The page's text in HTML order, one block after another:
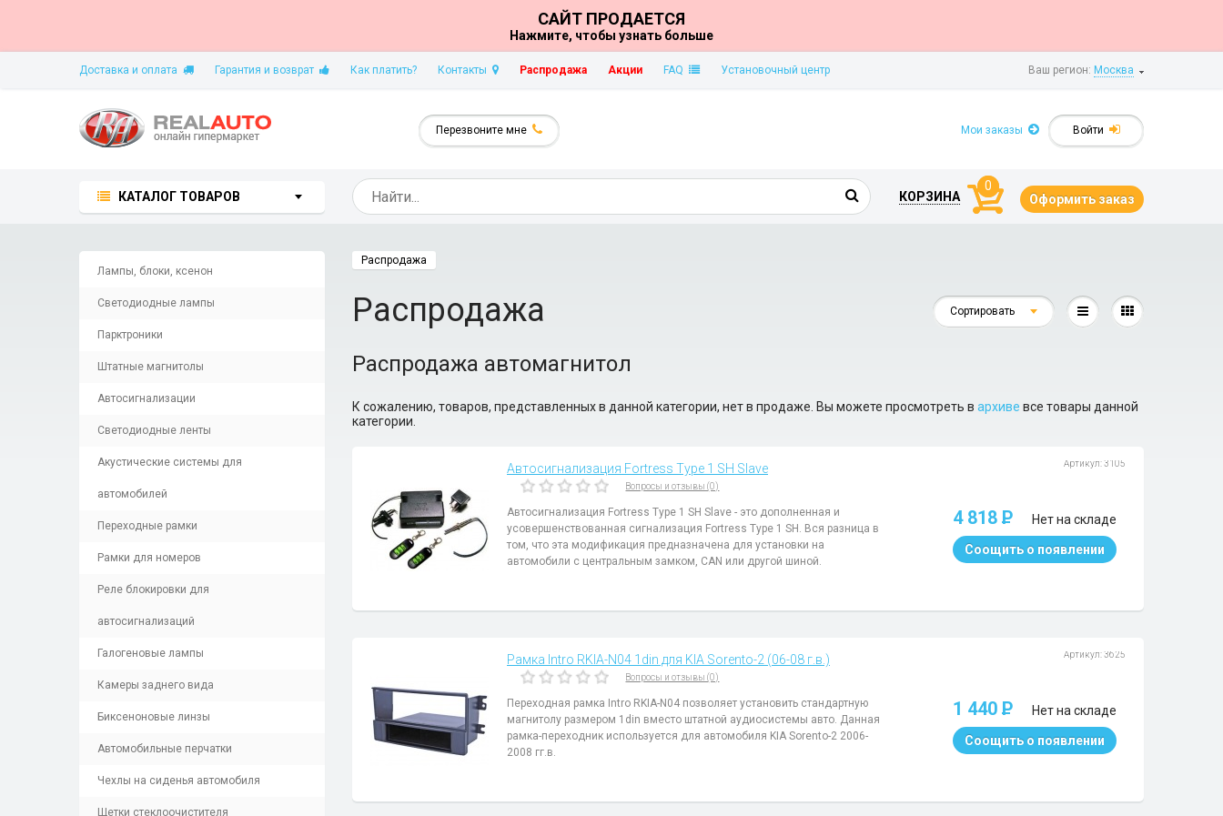
САЙТ ПРОДАЕТСЯ
Нажмите, чтобы узнать больше
Ваш регион: Москва
Доставка и оплата Гарантия и возврат Как платить? Контакты Распродажа Акции FAQ Установочный центр
Перезвоните мне Войти
Мои заказы
КАТАЛОГ ТОВАРОВ КОРЗИНА
0
Оформить заказ
Лампы, блоки, ксенон
Светодиодные лампы
Парктроники
Штатные магнитолы
Автосигнализации
Светодиодные ленты
Акустические системы для
автомобилей
Переходные рамки
Рамки для номеров
Реле блокировки для
автосигнализаций
Галогеновые лампы
Камеры заднего вида
Биксеноновые линзы
Автомобильные перчатки
Чехлы на сиденья автомобиля
Щетки стеклоочистителя
Распродажа
Распродажа Сортировать
Распродажа автомагнитол
К сожалению, товаров, представленных в данной категории, нет в продаже. Вы можете просмотреть в архиве все товары данной
категории.
Артикул: 3105
Автосигнализация Fortress Type 1 SH Slave
Вопросы и отзывы (0)
4 818 P Нет на складе
Соощить о появлении
Автосигнализация Fortress Type 1 SH Slave - это дополненная и
усовершенствованная сигнализация Fortress Type 1 SH. Вся разница в
том, что эта модификация предназначена для установки на
автомобили с центральным замком, CAN или другой шиной.
Артикул: 3625
Рамка Intro RKIA-N04 1din для KIA Sorento-2 (06-08 г.в.)
Вопросы и отзывы (0)
1 440 P Нет на складе
Соощить о появлении
Переходная рамка Intro RKIA-N04 позволяет установить стандартную
магнитолу размером 1din вместо штатной аудиосистемы авто. Данная
рамка-переходник используется для автомобиля KIA Sorento-2 2006-
2008 гг.в.